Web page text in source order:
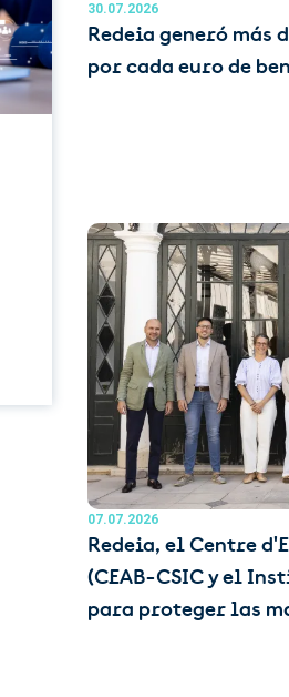
30.07.2026
Redeia generó más
por cada euro de
07.07.2026
Redeia, el Centre
(CEAB-CSIC y el
para proteger las